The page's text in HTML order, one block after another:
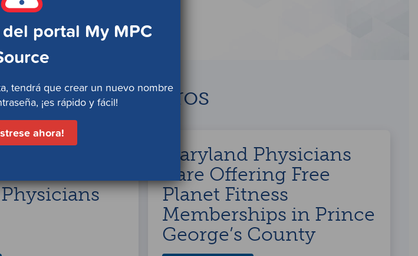
miembros
Maryland Physicians
Care Offering Free
Planet Fitness
Memberships in Prince
George’s County
portal My MPC
tendrá que crear un nuevo nombre
¡es rápido y fácil!
ahora!